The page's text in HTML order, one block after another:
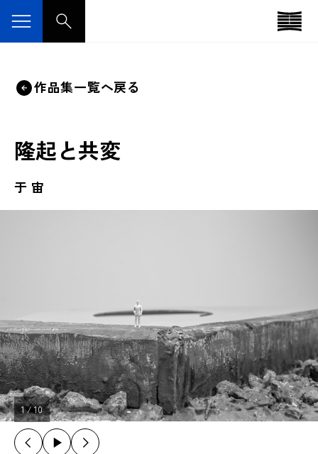
作品集一覧へ戻る
隆起と共変
于 宙
1/10